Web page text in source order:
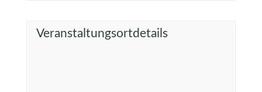
Veranstaltungsortdetails